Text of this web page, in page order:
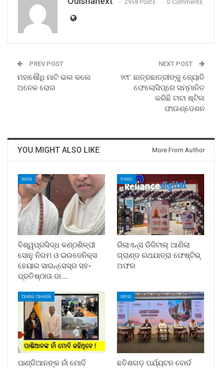
2958 Posts 0 Comments
PREV POST
ମହାଷୌଧି ମାଟି ଭଲ କଲେ
ଅନେକ ରୋଗ
NEXT POST
୨୯୮ ଛାତ୍ରଛାତ୍ରୀଙ୍କୁ ଜ୍ୟୋତି
ଫେଲୋସିପ୍‌ରେ ସମ୍ମାନିତ
କରିଛି ଟାଟା ଷ୍ଟିଲ
ଫାଉଣ୍ଡେଶନ
YOU MIGHT ALSO LIKE More From Author
ଖବର
ବିଶ୍ୱପ୍ରସିଦ୍ଧ କଣ୍ଠଶିଳ୍ପୀ
ସୋନୁ ନିଗମ ଓ ଇଉଜେନିକ୍ସ
ହେୟାର ସାଇନ୍ସେସ୍ର ସହ-
ପ୍ରତିଷ୍ଠାତା ଡା.…
ବଜାର
ରିଲାଏନ୍ସ ଡିଜିଟାଲ୍ ଆଣିଲା
ଗ୍ରାଣ୍ଡ ରଥଯାତ୍ରା ଫେଷ୍ଟିଭ୍
ଅଫର
ଆଶାର ଆଲୋକ
ପାଣ୍ଡିଆନଙ୍କ ନାଁ ମୋଦି
ଖବର
ଛତିଶଗଡ଼ ପର୍ଯ୍ୟଟନ ବୋର୍ଡ